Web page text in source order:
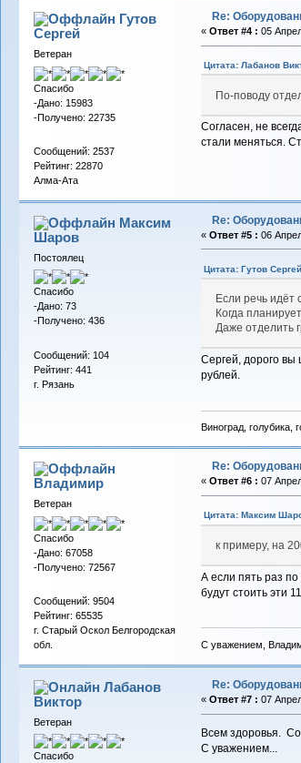
Гутов
Сергей
Ветеран
Спасибо
-Дано: 15983
-Получено: 22735
Сообщений: 2537
Рейтинг: 22870
Алма-Ата
Re:
« Ответ #4 : 05
Цитата: Лабанов
По-поводу
Согласен, не
стали меняться.
Максим
Шаров
Постоялец
Спасибо
-Дано: 73
-Получено: 436
Сообщений: 104
Рейтинг: 441
г. Рязань
Re:
« Ответ #5 : 06
Цитата: Гутов
Если речь идёт
Когда
Даже отделить
Сергей, дорого вы
рублей.
Виноград, голубика,
Владимиp
Ветеран
Спасибо
-Дано: 67058
-Получено: 72567
Сообщений: 9504
Рейтинг: 65535
г. Старый Оскол Белгородская
обл.
Re:
« Ответ #6 : 07
Цитата: Максим
к примеру, на
А если пять раз
будут стоить эти
С уважением,
Лабанов
Виктор
Ветеран
Спасибо
Re:
« Ответ #7 : 07
Всем здоровья.
С уважением...